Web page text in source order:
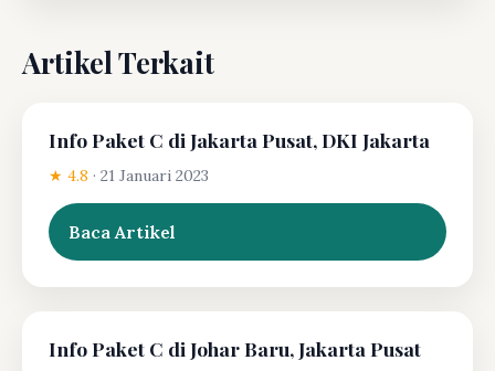
Artikel Terkait
Info Paket C di Jakarta Pusat, DKI Jakarta
★ 4.8 · 21 Januari 2023
Baca Artikel
Info Paket C di Johar Baru, Jakarta Pusat